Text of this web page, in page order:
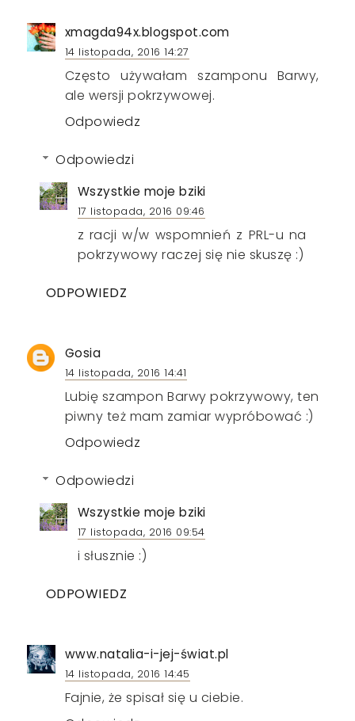
xmagda94x.blogspot.com
14 listopada, 2016 14:27
Często używałam szamponu Barwy,
ale wersji pokrzywowej.
Odpowiedz
Odpowiedzi
Wszystkie moje bziki
17 listopada, 2016 09:46
z racji w/w wspomnień z PRL-u na
pokrzywowy raczej się nie skuszę :)
ODPOWIEDZ
Gosia
14 listopada, 2016 14:41
Lubię szampon Barwy pokrzywowy, ten
piwny też mam zamiar wypróbować :)
Odpowiedz
Odpowiedzi
Wszystkie moje bziki
17 listopada, 2016 09:54
i słusznie :)
ODPOWIEDZ
www.natalia-i-jej-świat.pl
14 listopada, 2016 14:45
Fajnie, że spisał się u ciebie.